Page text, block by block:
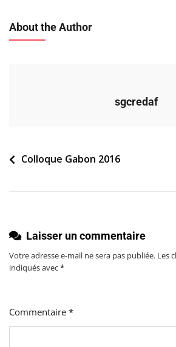
About the Author
sgcredaf
Navigation
l’article
Colloque Gabon 2016
Laisser un commentaire
Votre adresse e-mail ne sera pas publiée. Les
indiqués avec*
Commentaire *